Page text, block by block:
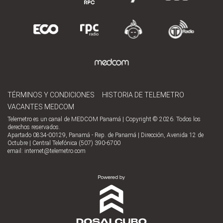
TÉRMINOS Y CONDICIONES
HISTORIA DE TELEMETRO
VACANTES MEDCOM
Telemetro es un canal de MEDCOM Panamá | Copyright © 2026. Todos los
derechos reservados.
Apartado 0834-00129, Panamá - Rep. de Panamá | Dirección, Avenida 12 de
Octubre | Central Telefónica (507) 390-6700
email: internet@telemetro.com